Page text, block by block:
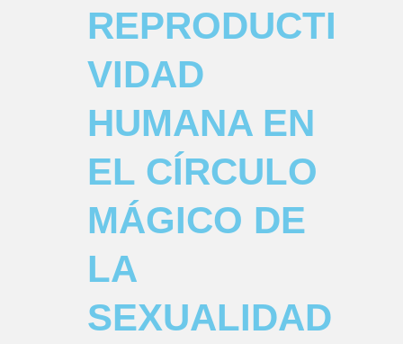
REPRODUCTI
VIDAD
HUMANA EN
EL CÍRCULO
MÁGICO DE
LA
SEXUALIDAD